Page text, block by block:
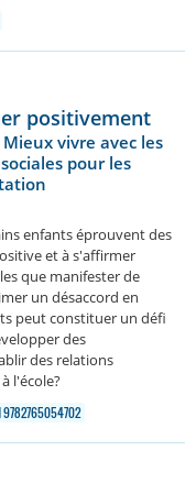
positivement
vivre avec les
pour les
enfants éprouvent des
et à s'affirmer
que manifester de
un désaccord en
peut constituer un défi
des
des relations
l'école?
9782765054702